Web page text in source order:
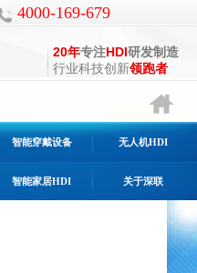
4000-169-679
20年专注HDI研发制造
行业科技创新领跑者
智能穿戴设备 无人机HDI
智能家居HDI 关于深联